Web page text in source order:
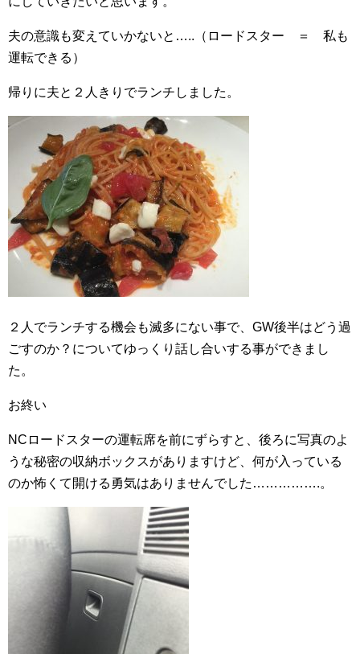
夫の意識も変えていかないと…..（ロードスター ＝ 私も
運転できる）
帰りに夫と２人きりでランチしました。
２人でランチする機会も滅多にない事で、GW後半はどう過
ごすのか？についてゆっくり話し合いする事ができまし
た。
お終い
NCロードスターの運転席を前にずらすと、後ろに写真のよ
うな秘密の収納ボックスがありますけど、何が入っている
のか怖くて開ける勇気はありませんでした…………….。